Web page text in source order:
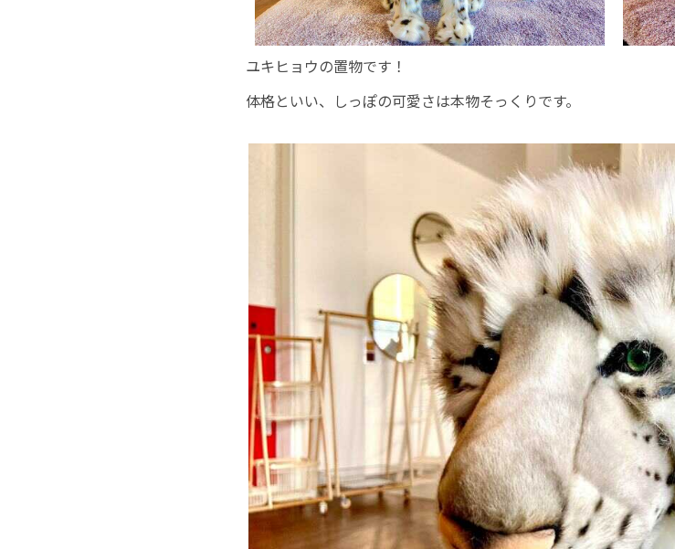
ユキヒョウの置物です！
体格といい、しっぽの可愛さは本物そっくりです。